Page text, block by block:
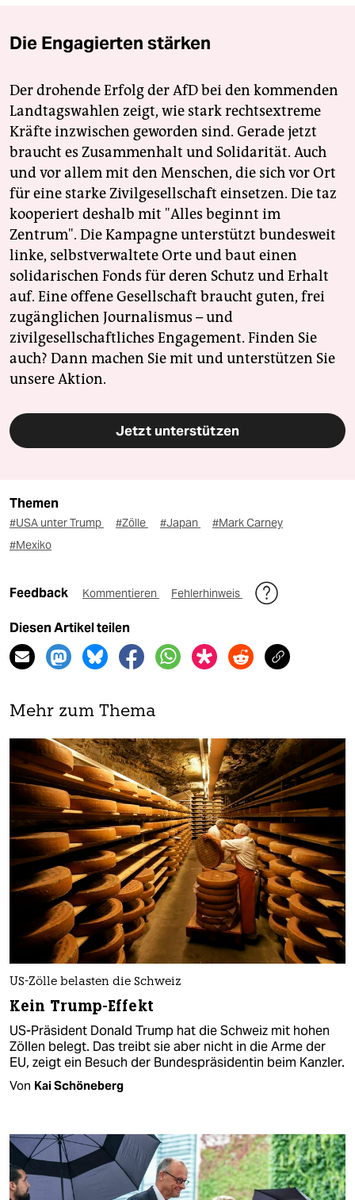
Die Engagierten stärken
Der drohende Erfolg der AfD bei den kommenden
Landtagswahlen zeigt, wie stark rechtsextreme
Kräfte inzwischen geworden sind. Gerade jetzt
braucht es Zusammenhalt und Solidarität. Auch
und vor allem mit den Menschen, die sich vor Ort
für eine starke Zivilgesellschaft einsetzen. Die taz
kooperiert deshalb mit "Alles beginnt im
Zentrum". Die Kampagne unterstützt bundesweit
linke, selbstverwaltete Orte und baut einen
solidarischen Fonds für deren Schutz und Erhalt
auf. Eine offene Gesellschaft braucht guten, frei
zugänglichen Journalismus – und
zivilgesellschaftliches Engagement. Finden Sie
auch? Dann machen Sie mit und unterstützen Sie
unsere Aktion.
Jetzt unterstützen
Themen
#USA unter Trump #Zölle #Japan
#Mark Carney
#Mexiko
Feedback Kommentieren Fehlerhinweis
Diesen Artikel teilen
Mehr zum Thema
US-Zölle belasten die Schweiz
Kein Trump-Effekt
US-Präsident Donald Trump hat die Schweiz mit hohen
Zöllen belegt. Das treibt sie aber nicht in die Arme der
EU, zeigt ein Besuch der Bundespräsidentin beim Kanzler.
Von Kai Schöneberg